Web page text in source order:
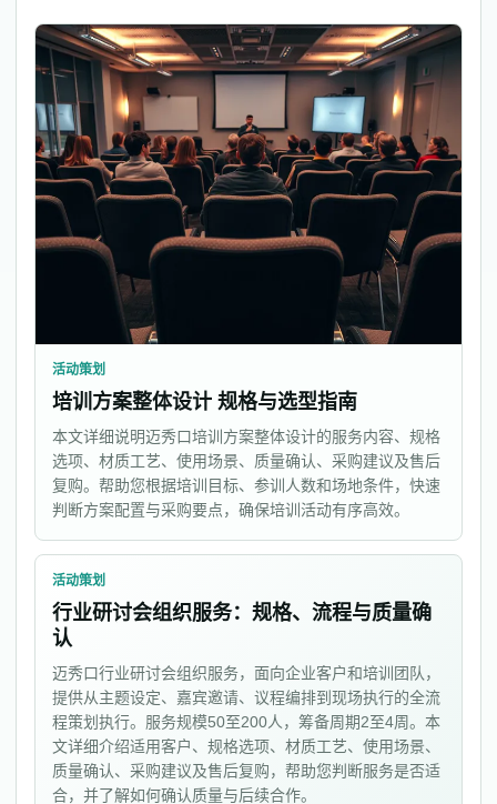
活动策划
培训方案整体设计 规格与选型指南
本文详细说明迈秀口培训方案整体设计的服务内容、规格
选项、材质工艺、使用场景、质量确认、采购建议及售后
复购。帮助您根据培训目标、参训人数和场地条件，快速
判断方案配置与采购要点，确保培训活动有序高效。
活动策划
行业研讨会组织服务：规格、流程与质量确
认
迈秀口行业研讨会组织服务，面向企业客户和培训团队，
提供从主题设定、嘉宾邀请、议程编排到现场执行的全流
程策划执行。服务规模50至200人，筹备周期2至4周。本
文详细介绍适用客户、规格选项、材质工艺、使用场景、
质量确认、采购建议及售后复购，帮助您判断服务是否适
合，并了解如何确认质量与后续合作。